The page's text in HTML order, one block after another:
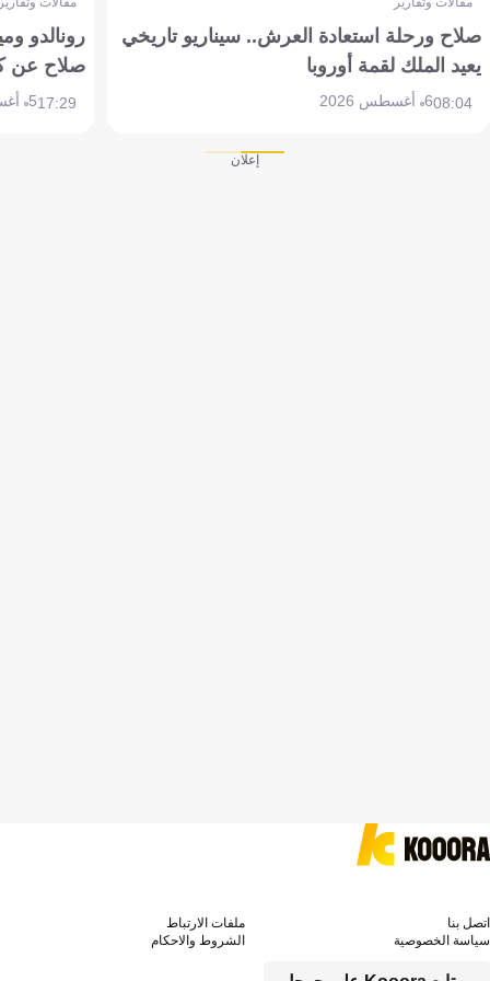
صلاح ورحلة استعادة العرش.. سيناريو تاريخي
يعيد الملك لقمة أوروبا
08:046 أغسطس 2026
رونالدو
صلاح عن
17:295 أغسطس 2026
إعلان
اتصل بنا
ملفات الارتباط
سياسة الخصوصية
الشروط والاحكام